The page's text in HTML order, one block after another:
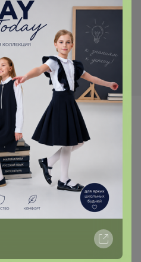
Цена за 100 уп. Салфетка
спиртовая, одноразовая,
антисептическая из
нетканого материала, 56×65
мм, 1 шт.